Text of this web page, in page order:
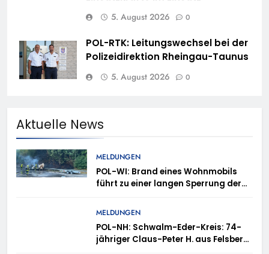
5. August 2026 0
POL-RTK: Leitungswechsel bei der
Polizeidirektion Rheingau-Taunus
5. August 2026 0
Aktuelle News
MELDUNGEN
POL-WI: Brand eines Wohnmobils
führt zu einer langen Sperrung der
MELDUNGEN
POL-NH: Schwalm-Eder-Kreis: 74-
jähriger Claus-Peter H. aus Felsberg